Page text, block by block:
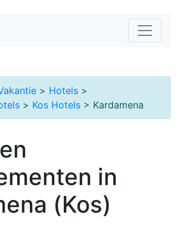
> Hotels >
> Kos Hotels > Kardamena
in
(Kos)